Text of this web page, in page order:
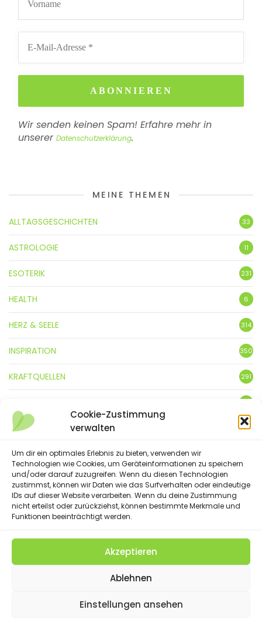
Cookie-Zustimmung
verwalten
Um dir ein optimales Erlebnis zu bieten, verwenden wir
Technologien wie Cookies, um Geräteinformationen zu speichern
und/oder darauf zuzugreifen. Wenn du diesen Technologien
zustimmst, können wir Daten wie das Surfverhalten oder eindeutige
IDs auf dieser Website verarbeiten. Wenn du deine Zustimmung
nicht erteilst oder zurückziehst, können bestimmte Merkmale und
Funktionen beeinträchtigt werden.
Akzeptieren
Ablehnen
Einstellungen ansehen
Wir senden keinen Spam! Erfahre mehr in
unserer Datenschutzerklärung.
MEINE THEMEN
ALLTAGSGESCHICHTEN 33
ASTROLOGIE 11
ESOTERIK 231
HEALTH 6
HERZ & SEELE 314
INSPIRATION 350
KRAFTQUELLEN 291
LEBENSFREUDE 359
LIFESTYLE
NATUR
SPRÜCHE & GEDICHTE
(C) 2023 - Floatingheart. All Rights Reserved.
SUCHE COOKIE-RICHTLINIE (EU)